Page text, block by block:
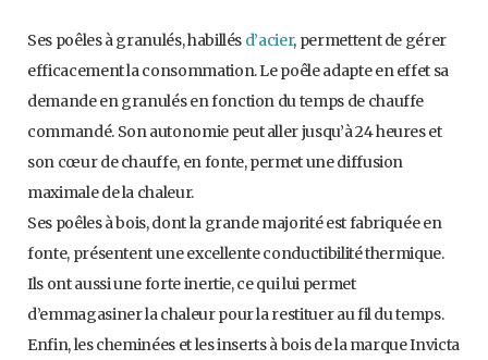
Ses poêles à granulés, habillés d’acier, permettent de gérer
efficacement la consommation. Le poêle adapte en effet sa
demande en granulés en fonction du temps de chauffe
commandé. Son autonomie peut aller jusqu’à 24 heures et
son cœur de chauffe, en fonte, permet une diffusion
maximale de la chaleur.
Ses poêles à bois, dont la grande majorité est fabriquée en
fonte, présentent une excellente conductibilité thermique.
Ils ont aussi une forte inertie, ce qui lui permet
d’emmagasiner la chaleur pour la restituer au fil du temps.
Enfin, les cheminées et les inserts à bois de la marque Invicta